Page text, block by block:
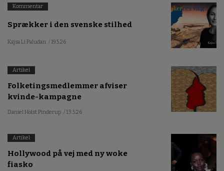
Kommentar
Sprækker i den svenske stilhed
Kajsa Li Paludan / 19.5.26
Artikel
Folketingsmedlemmer afviser
kvinde-kampagne
Daniel Holst Pinderup / 13.5.26
Artikel
Hollywood på vej med ny woke
fiasko